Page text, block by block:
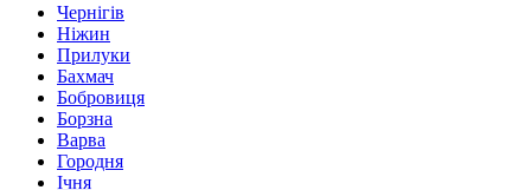
Чернігів
Ніжин
Прилуки
Бахмач
Бобровиця
Борзна
Варва
Городня
Ічня